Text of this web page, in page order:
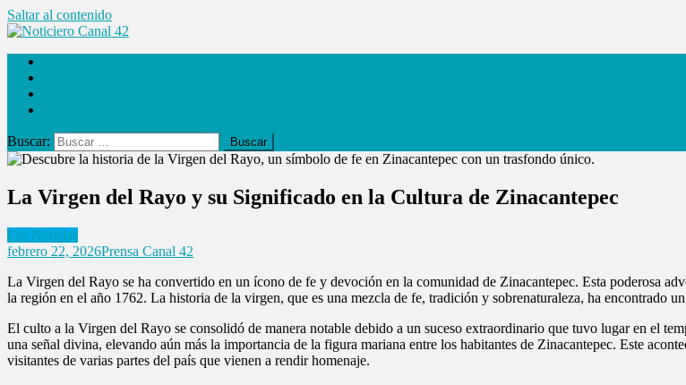
Saltar al contenido
Noticiero Canal 42
Buscar:
La Virgen del Rayo y su Significado en la Cultura de Zinacantepec
Las Noticias
febrero 22, 2026Prensa Canal 42
La Virgen del Rayo se ha convertido en un ícono de fe y devoción en la comunidad de Zinacantepec. Esta poderosa
la región en el año 1762. La historia de la virgen, que es una mezcla de fe, tradición y sobrenaturaleza, ha encontrado
El culto a la Virgen del Rayo se consolidó de manera notable debido a un suceso extraordinario que tuvo lugar en el
una señal divina, elevando aún más la importancia de la figura mariana entre los habitantes de Zinacantepec. Este
visitantes de varias partes del país que vienen a rendir homenaje.